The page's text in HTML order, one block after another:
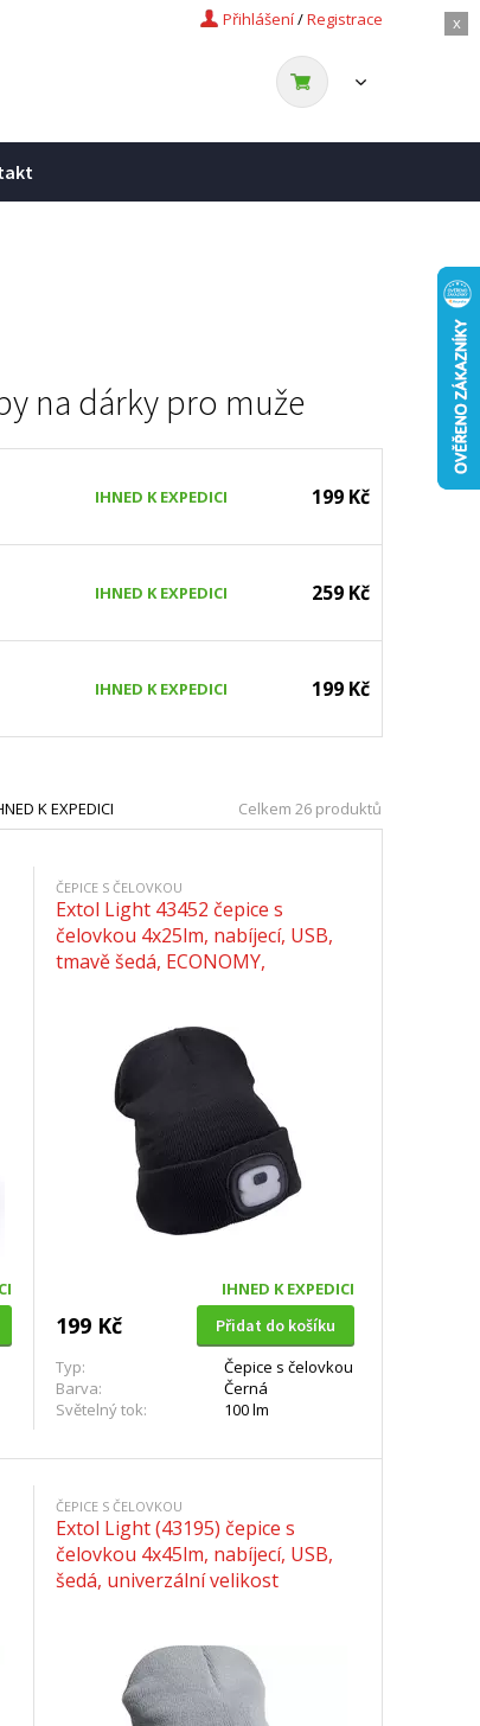
x
Registrace
/
Přihlášení
na dárky pro muže
IHNED K EXPEDICI 199 Kč
IHNED K EXPEDICI 259 Kč
IHNED K EXPEDICI 199 Kč
K EXPEDICI Celkem 26 produktů
ČEPICE S ČELOVKOU
Extol Light 43452 čepice s
čelovkou 4x25lm, nabíjecí, USB,
tmavě šedá, ECONOMY,
IHNED K EXPEDICI
199 Kč
Přidat do košíku
Typ:
Čepice s čelovkou
Barva:
Černá
Světelný tok:
100 lm
ČEPICE S ČELOVKOU
Extol Light (43195) čepice s
čelovkou 4x45lm, nabíjecí, USB,
šedá, univerzální velikost